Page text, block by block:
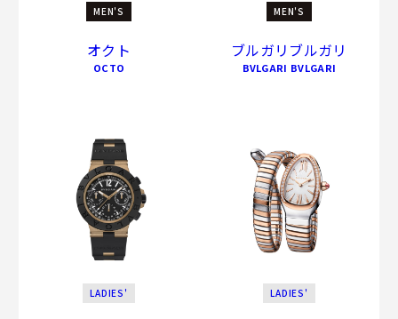
MEN'S
オクト
OCTO
MEN'S
ブルガリブルガリ
BVLGARI BVLGARI
LADIES' LADIES'